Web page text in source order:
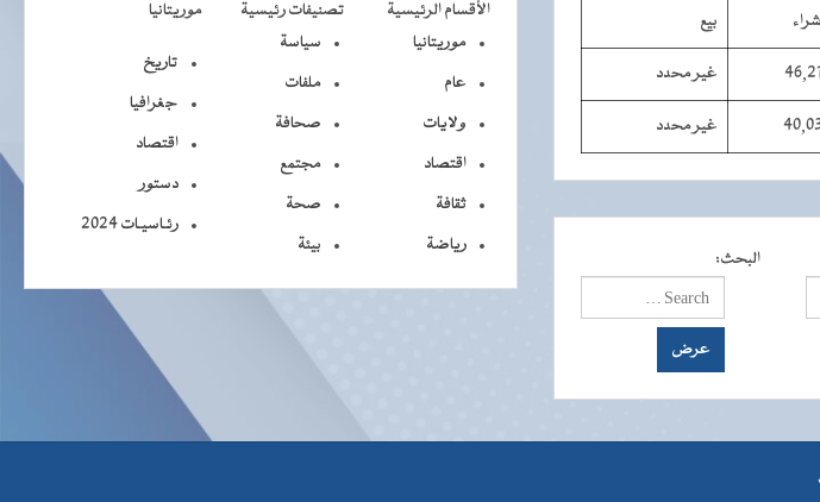
شراء بيع
غير محدد
غير محدد
البحث:
الأقسام الرئيسية تصنيفات رئيسية
موريتانيا
موريتانيا
عام
ولايات
اقتصاد
ثقافة
رياضة
سياسة
ملفات
صحافة
مجتمع
صحة
بيئة
تاريخ
جغرافيا
اقتصاد
دستور
رئـاسيـات 2024